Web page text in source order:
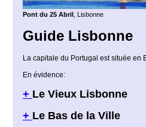
Pont du 25 Abril , Lisbonne
Guide Lisbonne
La capitale du Portugal est située en
En évidence:
+ Le Vieux Lisbonne
+ Le Bas de la Ville